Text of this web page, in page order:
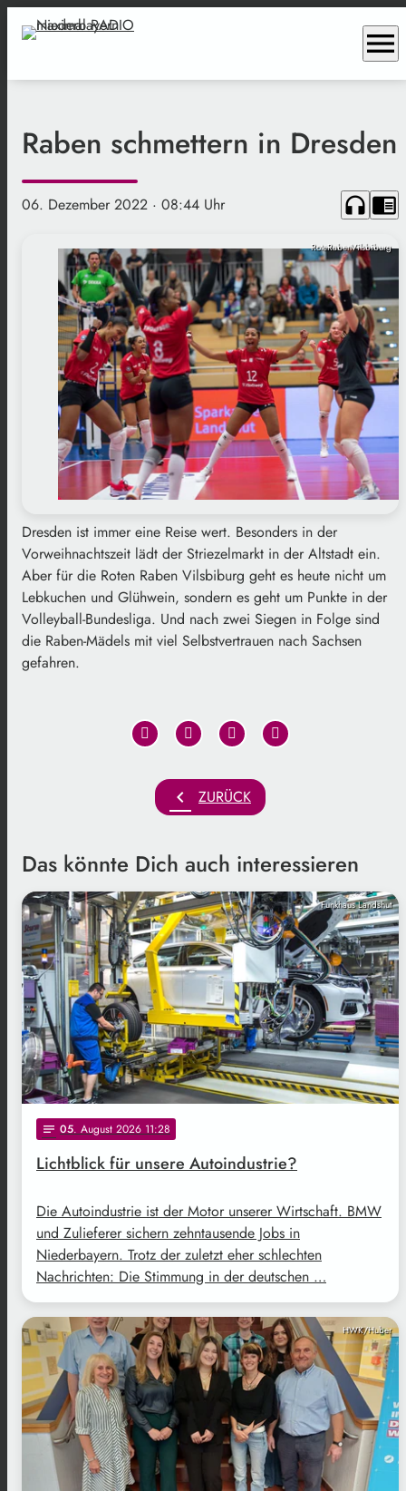
menu
Raben schmettern in Dresden
06. Dezember 2022 · 08:44 Uhr headphones chrome_reader_mode
RoteRabenVilsbiburg
Dresden ist immer eine Reise wert. Besonders in der
Vorweihnachtszeit lädt der Striezelmarkt in der Altstadt ein.
Aber für die Roten Raben Vilsbiburg geht es heute nicht um
Lebkuchen und Glühwein, sondern es geht um Punkte in der
Volleyball-Bundesliga. Und nach zwei Siegen in Folge sind
die Raben-Mädels mit viel Selbstvertrauen nach Sachsen
gefahren.
chevron_left ZURÜCK
Das könnte Dich auch interessieren
Funkhaus Landshut
notes 05. August 2026 11:28
Lichtblick für unsere Autoindustrie?
Die Autoindustrie ist der Motor unserer Wirtschaft. BMW
und Zulieferer sichern zehntausende Jobs in
Niederbayern. Trotz der zuletzt eher schlechten
Nachrichten: Die Stimmung in der deutschen …
HWK/Huber